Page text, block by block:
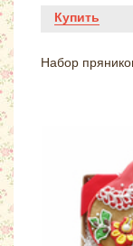
Купить
Набор